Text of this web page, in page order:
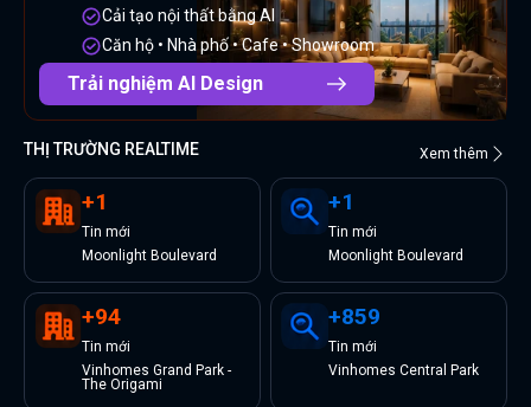
Cải tạo nội thất bằng AI
Căn hộ • Nhà phố • Cafe • Showroom
Trải nghiệm AI Design
THỊ TRƯỜNG REALTIME Xem thêm
+1
Tin mới
Moonlight Boulevard
+1
Tin mới
Moonlight Boulevard
+94
Tin mới
Vinhomes Grand Park -
The Origami
+859
Tin mới
Vinhomes Central Park